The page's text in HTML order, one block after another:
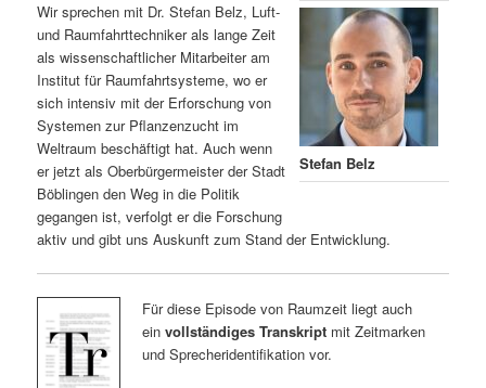
n
g
e
n
Stefan Belz
Wir sprechen mit Dr. Stefan Belz, Luft-
und Raumfahrttechniker als lange Zeit
als wissenschaftlicher Mitarbeiter am
Institut für Raumfahrtsysteme, wo er
sich intensiv mit der Erforschung von
Systemen zur Pflanzenzucht im
Weltraum beschäftigt hat. Auch wenn
er jetzt als Oberbürgermeister der Stadt
Böblingen den Weg in die Politik
gegangen ist, verfolgt er die Forschung
aktiv und gibt uns Auskunft zum Stand der Entwicklung.
Für diese Episode von Raumzeit liegt auch
ein vollständiges Transkriptmit Zeitmarken
und Sprecheridentifikation vor.